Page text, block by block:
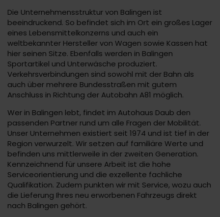
Die Unternehmensstruktur von Balingen ist
beeindruckend. So befindet sich im Ort ein großes Lager
eines Lebensmittelkonzerns und auch ein
weltbekannter Hersteller von Wagen sowie Kassen hat
hier seinen Sitze. Ebenfalls werden in Balingen
Sportartikel und Unterwäsche produziert.
Verkehrsverbindungen sind sowohl mit der Bahn als
auch über mehrere Bundesstraßen mit gutem
Anschluss in Richtung der Autobahn A81 möglich.
Wer in Balingen lebt, findet im Autohaus Daub den
passenden Partner rund um alle Fragen der Mobilität.
Unser Unternehmen existiert seit 1974 und ist tief in der
Region verwurzelt. Wir setzen auf familiäre Werte und
befinden uns mittlerweile in der zweiten Generation.
Kennzeichnend für unsere Arbeit ist die hohe
Serviceorientierung und die exzellente fachliche
Qualifikation. Zudem punkten wir mit Service, wozu auch
die Lieferung Ihres neu erworbenen Fahrzeugs direkt
nach Balingen gehört.